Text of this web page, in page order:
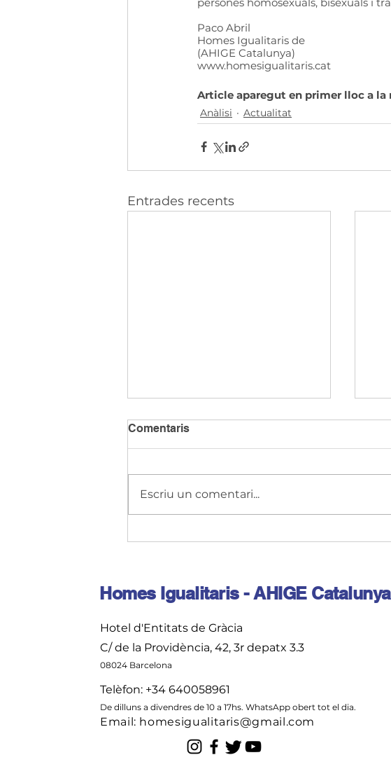
Paco Abril
Homes Igualitaris de
(AHIGE Catalunya)
www.homesigualitaris.cat
Article aparegut en primer lloc a la
Anàlisi Actualitat
Entrades recents
Homes per la pau
Comentaris
Escriu un comentari...
Homes Igualitaris - AHIGE Catalunya
Hotel d'Entitats de Gràcia
C/ de la Providència, 42, 3r depatx 3.3
08024 Barcelona
Telèfon: +34 640058961
De dilluns a divendres de 10 a 17hs. WhatsApp obert tot el dia.
Email: homesigualitaris@gmail.com